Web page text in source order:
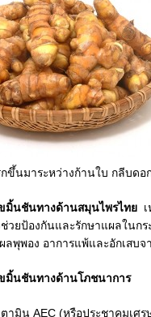
กขึ้นมาระหว่างก้านใบ กลีบด
มิ้นชันทางด้านสมุนไพรไทย
วยป้องกันและรักษาแผลในกร
ลพุพอง อาการแพ้และอักเสบจ
มิ้นชันทางด้านโภชนาการ
มิน AEC (หรือประชาคมเศร